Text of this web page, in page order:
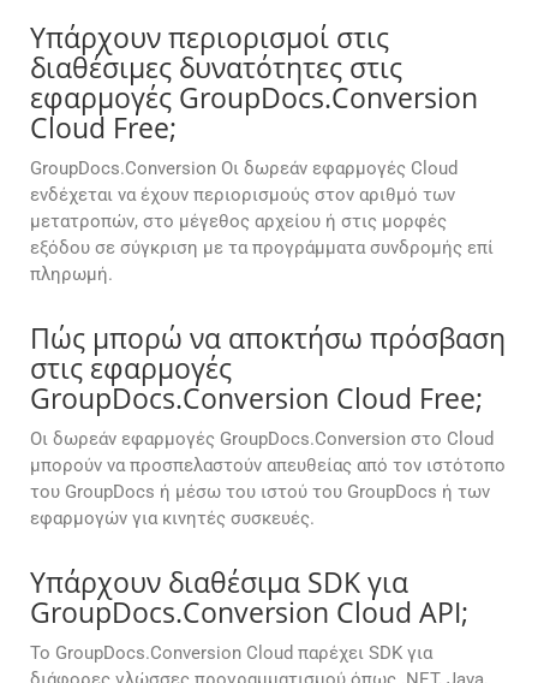
Υπάρχουν περιορισμοί στις
διαθέσιμες δυνατότητες στις
εφαρμογές GroupDocs.Conversion
Cloud Free;
GroupDocs.Conversion Οι δωρεάν εφαρμογές Cloud
ενδέχεται να έχουν περιορισμούς στον αριθμό των
μετατροπών, στο μέγεθος αρχείου ή στις μορφές
εξόδου σε σύγκριση με τα προγράμματα συνδρομής επί
πληρωμή.
Πώς μπορώ να αποκτήσω πρόσβαση
στις εφαρμογές
GroupDocs.Conversion Cloud Free;
Οι δωρεάν εφαρμογές GroupDocs.Conversion στο Cloud
μπορούν να προσπελαστούν απευθείας από τον ιστότοπο
του GroupDocs ή μέσω του ιστού του GroupDocs ή των
εφαρμογών για κινητές συσκευές.
Υπάρχουν διαθέσιμα SDK για
GroupDocs.Conversion Cloud API;
Το GroupDocs.Conversion Cloud παρέχει SDK για